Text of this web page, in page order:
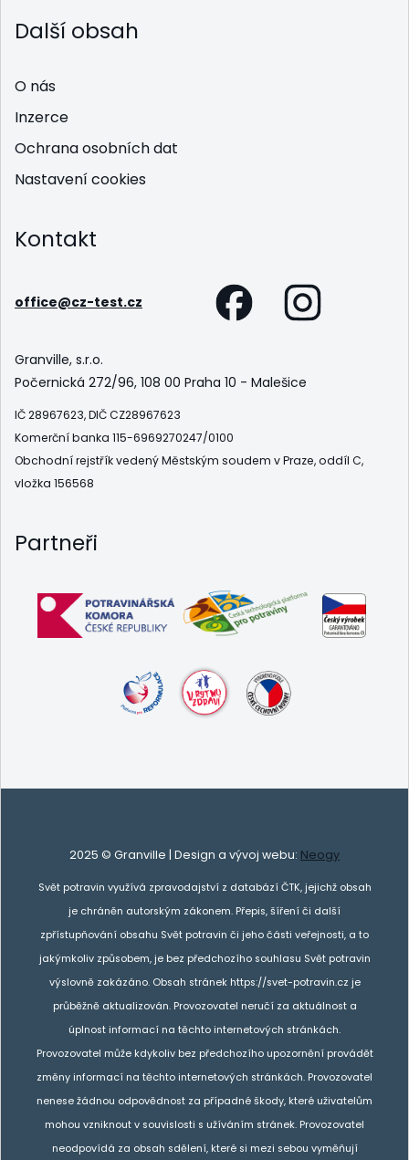
Další obsah
O nás
Inzerce
Ochrana osobních dat
Nastavení cookies
Kontakt
office@cz-test.cz
Granville, s.r.o.
Počernická 272/96, 108 00 Praha 10 - Malešice
IČ 28967623, DIČ CZ28967623
Komerční banka 115-6969270247/0100
Obchodní rejstřík vedený Městským soudem v Praze, oddíl C,
vložka 156568
Partneři
2025 © Granville | Design a vývoj webu: Neogy
Svět potravin využívá zpravodajství z databází ČTK, jejichž obsah
je chráněn autorským zákonem. Přepis, šíření či další
zpřístupňování obsahu Svět potravin či jeho části veřejnosti, a to
jakýmkoliv způsobem, je bez předchozího souhlasu Svět potravin
výslovně zakázáno. Obsah stránek https://svet-potravin.cz je
průběžně aktualizován. Provozovatel neručí za aktuálnost a
úplnost informací na těchto internetových stránkách.
Provozovatel může kdykoliv bez předchozího upozornění provádět
změny informací na těchto internetových stránkách. Provozovatel
nenese žádnou odpovědnost za případné škody, které uživatelům
mohou vzniknout v souvislosti s užíváním stránek. Provozovatel
neodpovídá za obsah sdělení, které si mezi sebou vyměňují